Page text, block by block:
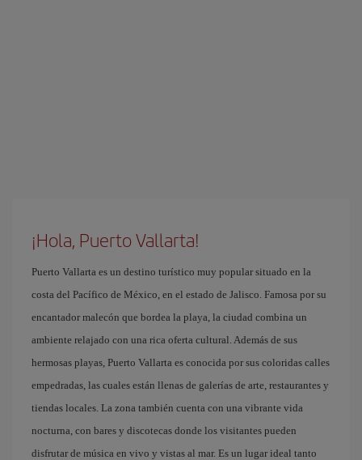
¡Hola, Puerto Vallarta!
Puerto Vallarta es un destino turístico muy popular situado en la
costa del Pacífico de México, en el estado de Jalisco. Famosa por su
encantador malecón que bordea la playa, la ciudad combina un
ambiente relajado con una rica oferta cultural. Además de sus
hermosas playas, Puerto Vallarta es conocida por sus coloridas calles
empedradas, las cuales están llenas de galerías de arte, restaurantes y
tiendas locales. La zona también cuenta con una vibrante vida
nocturna, con bares y discotecas donde los visitantes pueden
disfrutar de música en vivo y vistas al mar. Es un lugar ideal tanto